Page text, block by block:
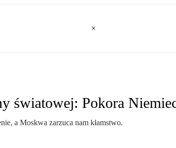
Pokora
a Moskwa zarzuca nam kłamstwo.